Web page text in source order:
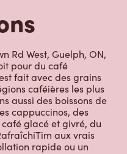
Rd West, Guelph, ON,
pour du café
fait avec des grains
caféières les plus
aussi des boissons de
cappuccinos, des
café glacé et givré, du
aux vrais
rapide ou un